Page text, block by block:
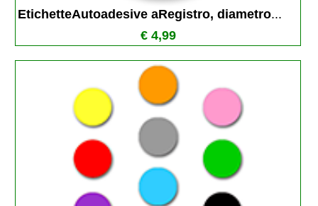
EtichetteAutoadesive aRegistro, diametro...
€ 4,99